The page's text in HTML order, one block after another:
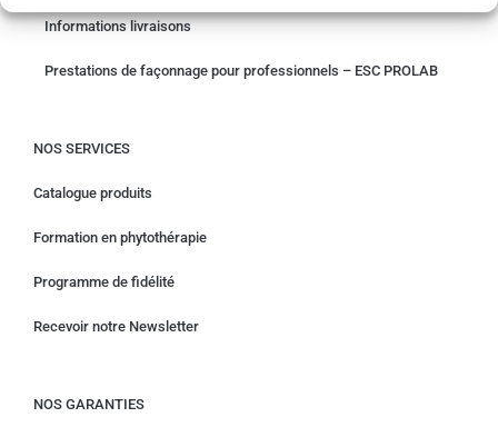
Informations livraisons
Prestations de façonnage pour professionnels – ESC PROLAB
NOS SERVICES
Catalogue produits
Formation en phytothérapie
Programme de fidélité
Recevoir notre Newsletter
NOS GARANTIES